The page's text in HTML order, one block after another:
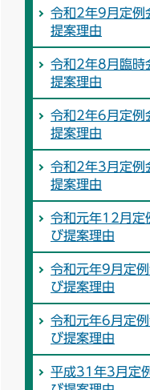
令和2年9月定例
提案理由
令和2年8月臨時
提案理由
令和2年6月定例
提案理由
令和2年3月定例
提案理由
令和元年12月定
び提案理由
令和元年9月定
び提案理由
令和元年6月定
び提案理由
平成31年3月定